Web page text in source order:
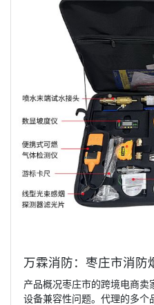
万霖消防：枣庄市消防
产品概况枣庄市的跨境电商
设备兼容性问题。代理的多个